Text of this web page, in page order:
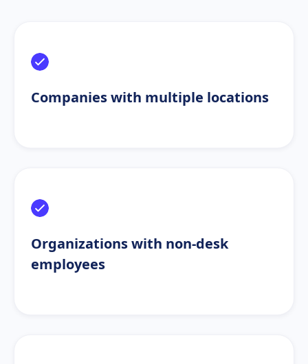
Companies with multiple locations
Organizations with non-desk
employees